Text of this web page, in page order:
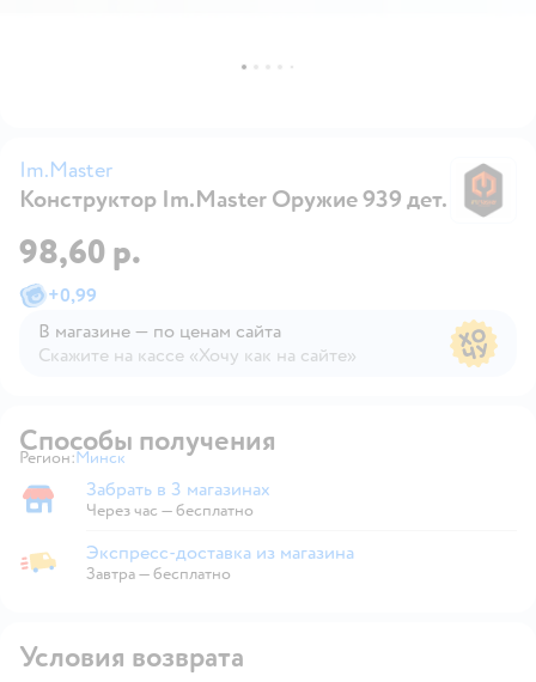
Im.Master
Конструктор Im.Master Оружие 939 дет.
98,60 р.
+0,99
В магазине — по ценам сайта
Скажите на кассе «Хочу как на сайте»
Способы получения
Регион: Выбор адреса доставки.
Минск
Забрать в магазине
Забрать в 3 магазинах
Через час — бесплатно
Экспресс-доставка из магазина
Экспресс-доставка из магазина
Завтра—бесплатно
Условия возврата